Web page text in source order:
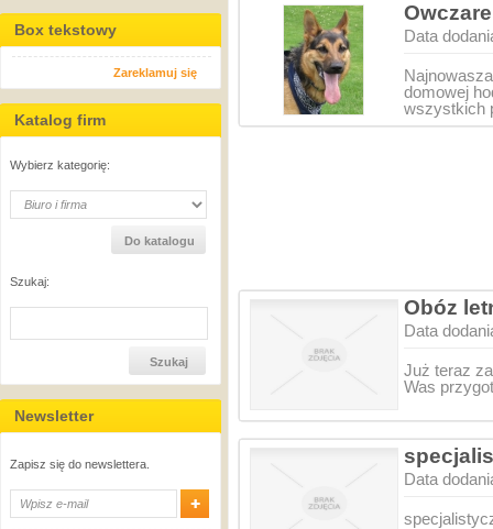
Box tekstowy
Zareklamuj się
Katalog firm
Wybierz kategorię:
Szukaj:
Newsletter
Zapisz się do newslettera.
Data
domowej
wszystkich
Obóz
Data
Już teraz
Was
Data